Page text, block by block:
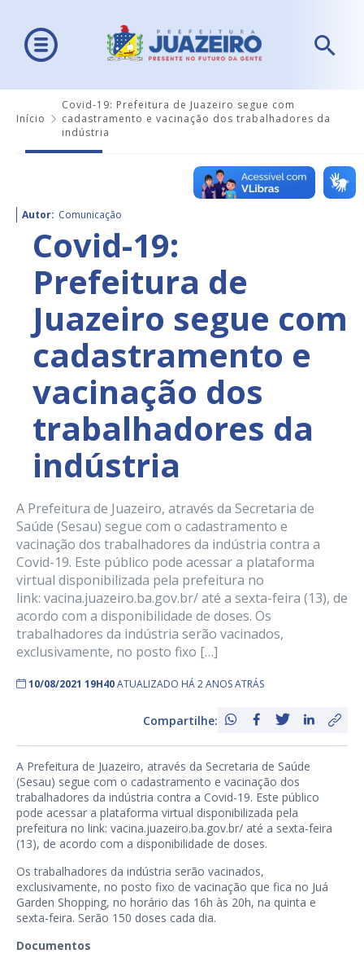
Início
Covid-19: Prefeitura de Juazeiro segue com
cadastramento e vacinação dos trabalhadores da
indústria
Autor: Comunicação
Covid-19:
Prefeitura de
Juazeiro segue com
cadastramento e
vacinação dos
trabalhadores da
indústria
A Prefeitura de Juazeiro, através da Secretaria de
Saúde (Sesau) segue com o cadastramento e
vacinação dos trabalhadores da indústria contra a
Covid-19. Este público pode acessar a plataforma
virtual disponibilizada pela prefeitura no
link: vacina.juazeiro.ba.gov.br/ até a sexta-feira (13), de
acordo com a disponibilidade de doses. Os
trabalhadores da indústria serão vacinados,
exclusivamente, no posto fixo […]
10/08/2021 19H40ATUALIZADO HÁ 2 ANOS ATRÁS
Compartilhe:
A Prefeitura de Juazeiro, através da Secretaria de Saúde
(Sesau) segue com o cadastramento e vacinação dos
trabalhadores da indústria contra a Covid-19. Este público
pode acessar a plataforma virtual disponibilizada pela
prefeitura no link: vacina.juazeiro.ba.gov.br/ até a sexta-feira
(13), de acordo com a disponibilidade de doses.
Os trabalhadores da indústria serão vacinados,
exclusivamente, no posto fixo de vacinação que fica no Juá
Garden Shopping, no horário das 16h às 20h, na quinta e
sexta-feira. Serão 150 doses cada dia.
Documentos